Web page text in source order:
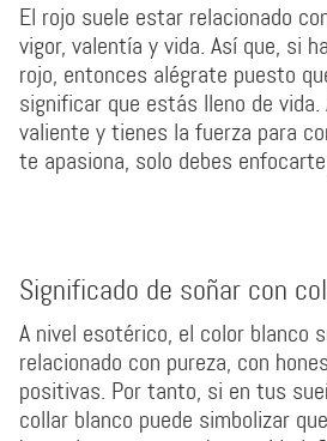
El rojo suele estar relacionado
vigor, valentía y vida. Así que, si
rojo, entonces alégrate puesto
significar que estás lleno de vida.
valiente y tienes la fuerza para
te apasiona, solo debes
Significado de soñar con
A nivel esotérico, el color blanco
relacionado con pureza, con
positivas. Por tanto, si en tus
collar blanco puede simbolizar